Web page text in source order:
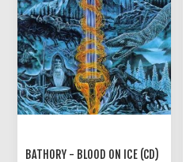
BATHORY - BLOOD ON ICE (CD)